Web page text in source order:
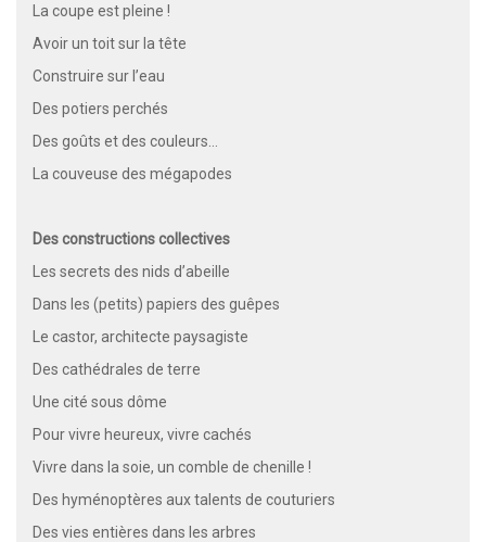
La coupe est pleine !
Avoir un toit sur la tête
Construire sur l’eau
Des potiers perchés
Des goûts et des couleurs…
La couveuse des mégapodes
Des constructions collectives
Les secrets des nids d’abeille
Dans les (petits) papiers des guêpes
Le castor, architecte paysagiste
Des cathédrales de terre
Une cité sous dôme
Pour vivre heureux, vivre cachés
Vivre dans la soie, un comble de chenille !
Des hyménoptères aux talents de couturiers
Des vies entières dans les arbres